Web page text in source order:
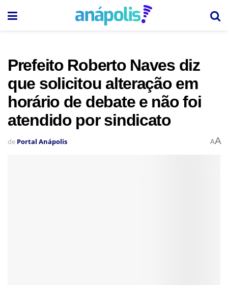
Prefeito Roberto Naves diz
que solicitou alteração em
horário de debate e não foi
atendido por sindicato
de Portal Anápolis AA